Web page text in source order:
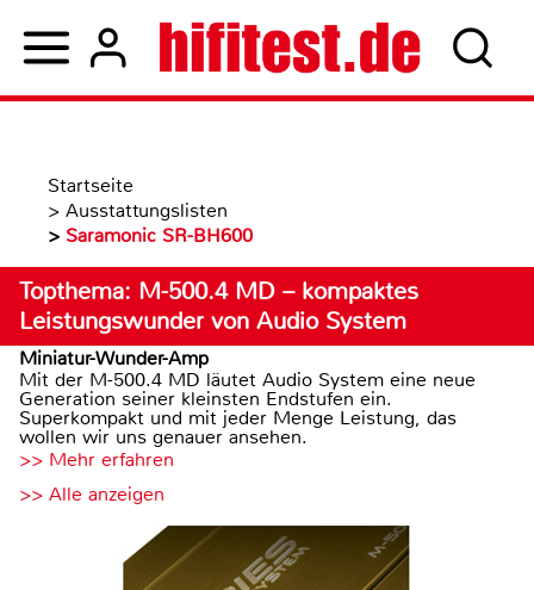
Startseite
> Ausstattungslisten
> Saramonic SR-BH600
Topthema: M-500.4 MD – kompaktes
Leistungswunder von Audio System
Miniatur-Wunder-Amp
Mit der M-500.4 MD läutet Audio System eine neue
Generation seiner kleinsten Endstufen ein.
Superkompakt und mit jeder Menge Leistung, das
wollen wir uns genauer ansehen.
>> Mehr erfahren
>> Alle anzeigen